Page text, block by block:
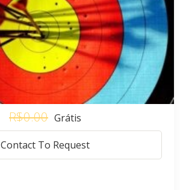
R$0.00 Grátis
Contact To Request